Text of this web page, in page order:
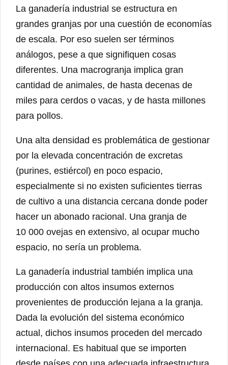
La ganadería industrial se estructura en
grandes granjas por una cuestión de economías
de escala. Por eso suelen ser términos
análogos, pese a que signifiquen cosas
diferentes. Una macrogranja implica gran
cantidad de animales, de hasta decenas de
miles para cerdos o vacas, y de hasta millones
para pollos.
Una alta densidad es problemática de gestionar
por la elevada concentración de excretas
(purines, estiércol) en poco espacio,
especialmente si no existen suficientes tierras
de cultivo a una distancia cercana donde poder
hacer un abonado racional. Una granja de
10 000 ovejas en extensivo, al ocupar mucho
espacio, no sería un problema.
La ganadería industrial también implica una
producción con altos insumos externos
provenientes de producción lejana a la granja.
Dada la evolución del sistema económico
actual, dichos insumos proceden del mercado
internacional. Es habitual que se importen